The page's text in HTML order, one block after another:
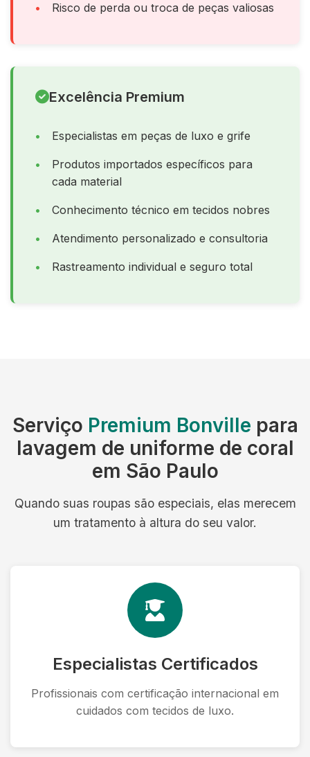
Risco de perda ou troca de peças valiosas
Excelência Premium
Especialistas em peças de luxo e grife
Produtos importados específicos para
cada material
Conhecimento técnico em tecidos nobres
Atendimento personalizado e consultoria
Rastreamento individual e seguro total
Serviço Premium Bonville para
lavagem de uniforme de coral
em São Paulo
Quando suas roupas são especiais, elas merecem
um tratamento à altura do seu valor.
Especialistas Certificados
Profissionais com certificação internacional em
cuidados com tecidos de luxo.